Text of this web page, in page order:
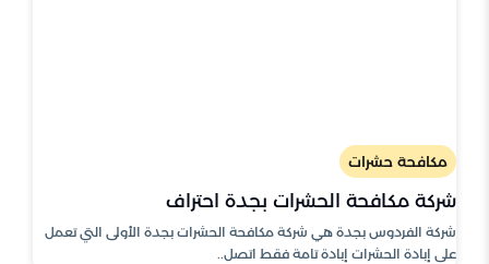
مكافحة حشرات
شركة مكافحة الحشرات بجدة احتراف
شركة الفردوس بجدة هي شركة مكافحة الحشرات بجدة الأولى التي تعمل
على إبادة الحشرات إبادة تامة فقط اتصل..